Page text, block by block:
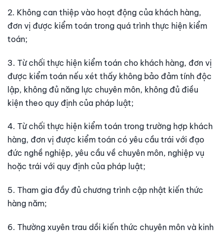
2. Không can thiệp vào hoạt động của khách hàng,
đơn vị được kiểm toán trong quá trình thực hiện kiểm
toán;
3. Từ chối thực hiện kiểm toán cho khách hàng, đơn vị
được kiểm toán nếu xét thấy không bảo đảm tính độc
lập, không đủ năng lực chuyên môn, không đủ điều
kiện theo quy định của pháp luật;
4. Từ chối thực hiện kiểm toán trong trường hợp khách
hàng, đơn vị được kiểm toán có yêu cầu trái với đạo
đức nghề nghiệp, yêu cầu về chuyên môn, nghiệp vụ
hoặc trái với quy định của pháp luật;
5. Tham gia đầy đủ chương trình cập nhật kiến thức
hàng năm;
6. Thường xuyên trau dồi kiến thức chuyên môn và kinh